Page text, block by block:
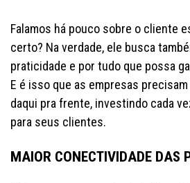
Falamos há pouco sobre o cliente
certo? Na verdade, ele busca
praticidade e por tudo que possa
E é isso que as empresas
daqui pra frente, investindo cada
para seus clientes.
MAIOR CONECTIVIDADE DAS